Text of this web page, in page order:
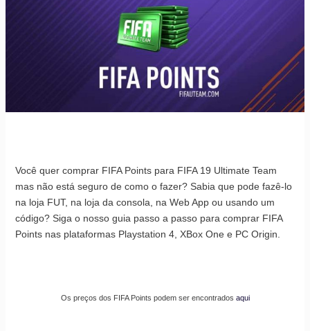
Você quer comprar FIFA Points para FIFA 19 Ultimate Team
mas não está seguro de como o fazer? Sabia que pode fazê-lo
na loja FUT, na loja da consola, na Web App ou usando um
código? Siga o nosso guia passo a passo para comprar FIFA
Points nas plataformas Playstation 4, XBox One e PC Origin.
Os preços dos FIFA Points podem ser encontrados aqui